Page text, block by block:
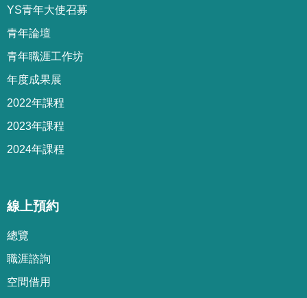
YS青年大使召募
青年論壇
青年職涯工作坊
年度成果展
2022年課程
2023年課程
2024年課程
線上預約
總覽
職涯諮詢
空間借用